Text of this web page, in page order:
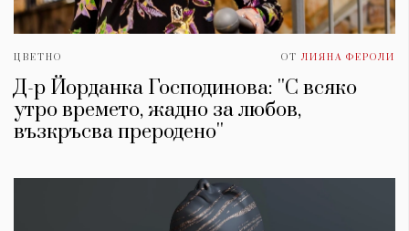
ЦВЕТНО ОТ ЛИЯНА ФЕРОЛИ
Д-р Йорданка Господинова: ''С всяко
утро времето, жадно за любов,
възкръсва преродено''